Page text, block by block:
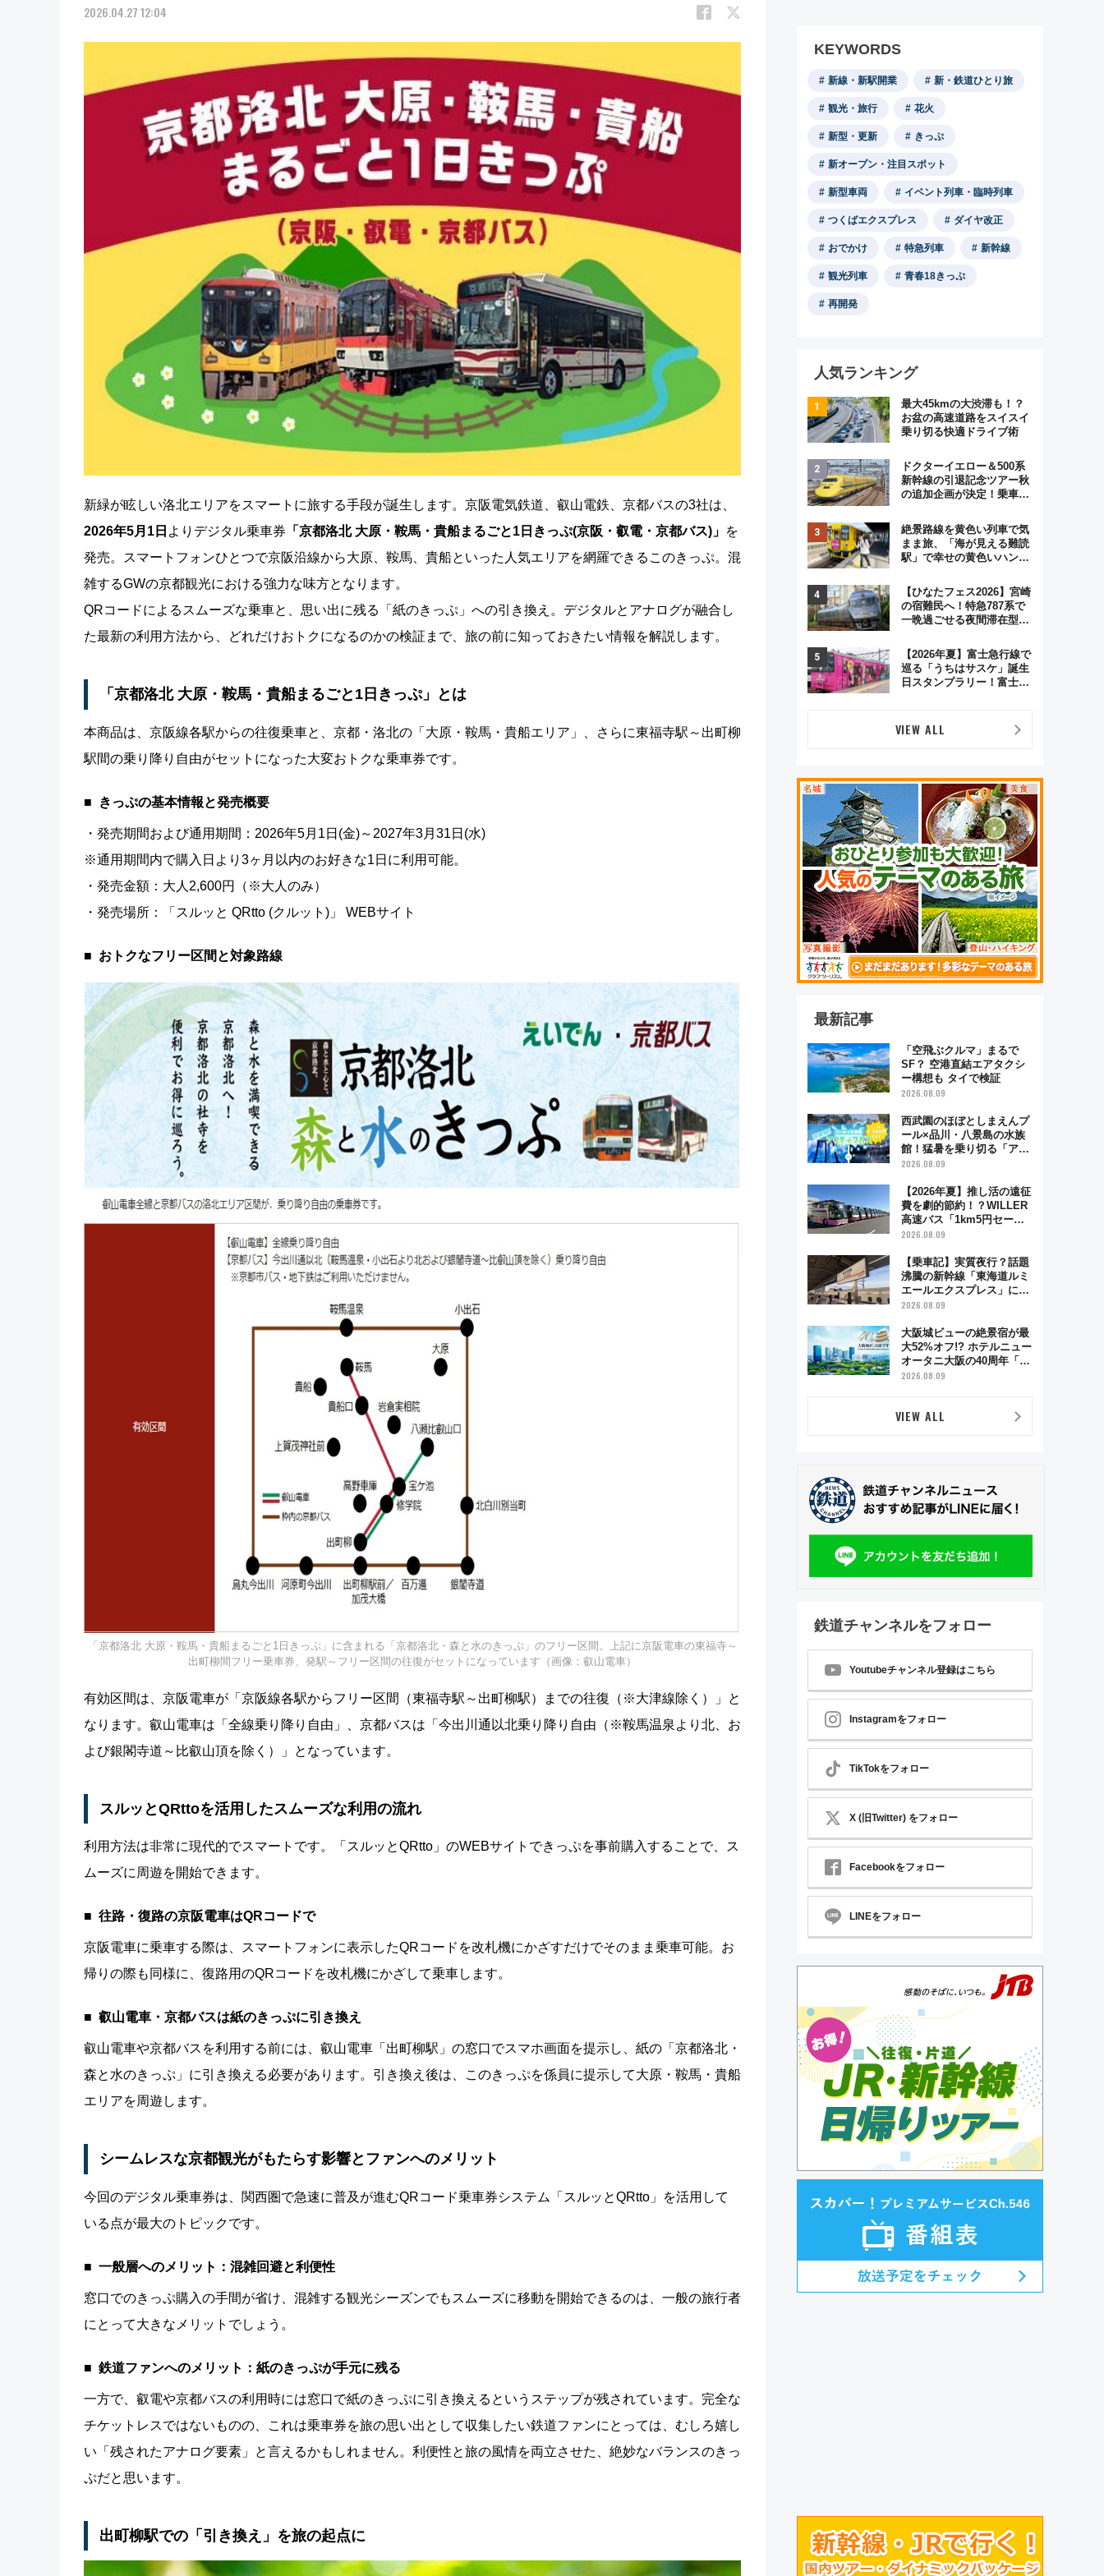
2026.04.27 12:04
新緑が眩しい洛北エリアをスマートに旅する手段が誕生します。京阪電気鉄道、叡山電鉄、京都バスの3社は、
2026年5月1日 よりデジタル乗車券 「京都洛北 大原・鞍馬・貴船まるごと1日きっぷ(京阪・叡電・京都バス)」 を
発売。スマートフォンひとつで京阪沿線から大原、鞍馬、貴船といった人気エリアを網羅できるこのきっぷ。混
雑するGWの京都観光における強力な味方となります。
QRコードによるスムーズな乗車と、思い出に残る「紙のきっぷ」への引き換え。デジタルとアナログが融合し
た最新の利用方法から、どれだけおトクになるのかの検証まで、旅の前に知っておきたい情報を解説します。
「京都洛北 大原・鞍馬・貴船まるごと1日きっぷ」とは
本商品は、京阪線各駅からの往復乗車と、京都・洛北の「大原・鞍馬・貴船エリア」、さらに東福寺駅～出町柳
駅間の乗り降り自由がセットになった大変おトクな乗車券です。
きっぷの基本情報と発売概要
・発売期間および通用期間：2026年5月1日(金)～2027年3月31日(水)
※通用期間内で購入日より3ヶ月以内のお好きな1日に利用可能。
・発売金額：大人2,600円（※大人のみ）
・発売場所：「スルッと QRtto (クルット)」 WEBサイト
おトクなフリー区間と対象路線
「京都洛北 大原・鞍馬・貴船まるごと1日きっぷ」に含まれる「京都洛北・森と水のきっぷ」のフリー区間。上記に京阪電車の東福寺～
出町柳間フリー乗車券、発駅～フリー区間の往復がセットになっています（画像：叡山電車）
有効区間は、京阪電車が「京阪線各駅からフリー区間（東福寺駅～出町柳駅）までの往復（※大津線除く）」と
なります。叡山電車は「全線乗り降り自由」、京都バスは「今出川通以北乗り降り自由（※鞍馬温泉より北、お
よび銀閣寺道～比叡山頂を除く）」となっています。
スルッとQRttoを活用したスムーズな利用の流れ
利用方法は非常に現代的でスマートです。「スルッとQRtto」のWEBサイトできっぷを事前購入することで、ス
ムーズに周遊を開始できます。
往路・復路の京阪電車はQRコードで
京阪電車に乗車する際は、スマートフォンに表示したQRコードを改札機にかざすだけでそのまま乗車可能。お
帰りの際も同様に、復路用のQRコードを改札機にかざして乗車します。
叡山電車・京都バスは紙のきっぷに引き換え
叡山電車や京都バスを利用する前には、叡山電車「出町柳駅」の窓口でスマホ画面を提示し、紙の「京都洛北・
森と水のきっぷ」に引き換える必要があります。引き換え後は、このきっぷを係員に提示して大原・鞍馬・貴船
エリアを周遊します。
シームレスな京都観光がもたらす影響とファンへのメリット
今回のデジタル乗車券は、関西圏で急速に普及が進むQRコード乗車券システム「スルッとQRtto」を活用して
いる点が最大のトピックです。
一般層へのメリット：混雑回避と利便性
窓口でのきっぷ購入の手間が省け、混雑する観光シーズンでもスムーズに移動を開始できるのは、一般の旅行者
にとって大きなメリットでしょう。
鉄道ファンへのメリット：紙のきっぷが手元に残る
一方で、叡電や京都バスの利用時には窓口で紙のきっぷに引き換えるというステップが残されています。完全な
チケットレスではないものの、これは乗車券を旅の思い出として収集したい鉄道ファンにとっては、むしろ嬉し
い「残されたアナログ要素」と言えるかもしれません。利便性と旅の風情を両立させた、絶妙なバランスのきっ
ぷだと思います。
出町柳駅での「引き換え」を旅の起点に
KEYWORDS
新線・新駅開業 新・鉄道ひとり旅
観光・旅行 花火
新型・更新 きっぷ
新オープン・注目スポット
新型車両 イベント列車・臨時列車
つくばエクスプレス ダイヤ改正
おでかけ 特急列車 新幹線
観光列車 青春18きっぷ
再開発
人気ランキング
最大45kmの大渋滞も！？
お盆の高速道路をスイスイ
乗り切る快適ドライブ術
ドクターイエロー＆500系
新幹線の引退記念ツアー秋
の追加企画が決定！乗車体
とめ
絶景路線を黄色い列車で気
まま旅、「海が見える難読
駅」で幸せの黄色いハンカ
とり旅」279回目の舞台は
「島原鉄道」
【ひなたフェス2026】宮崎
の宿難民へ！特急787系で
一晩過ごせる夜間滞在型イ
ま」が救世主に？
【2026年夏】富士急行線で
巡る「うちはサスケ」誕生
日スタンプラリー！富士急
VIEW ALL
最新記事
「空飛ぶクルマ」まるで
SF？ 空港直結エアタクシ
ー構想も タイで検証
2026.08.09
西武園のほぼとしまえんプ
ール×品川・八景島の水族
館！猛暑を乗り切る「アク
ティブパス」で夏休みをお
2026.08.09
【2026年夏】推し活の遠征
費を劇的節約！？WILLER
高速バス「1km5円セー
ル」やワンコイン温泉の最
路線まとめ
2026.08.09
【乗車記】実質夜行？話題
沸騰の新幹線「東海道ルミ
エールエクスプレス」に乗
車してみた 東京22時発、
見どころは岐阜羽島の素晴
らし過ぎる朝
2026.08.09
大阪城ビューの絶景宿が最
大52%オフ!? ホテルニュー
オータニ大阪の40周年「夏
のタイムセール」で秋の関
2026.08.09
VIEW ALL
鉄道チャンネルをフォロー
Youtubeチャンネル登録はこちら
Instagramをフォロー
TikTokをフォロー
X (旧Twitter) をフォロー
Facebookをフォロー
LINEをフォロー